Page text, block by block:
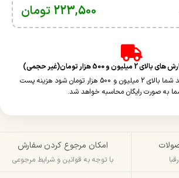
223,500 تومان
و 500 هزار تومان(غیر حجمی)
چنانچه جمع سبد خرید شما بالای 2 میلیون و 500 هزار تومان شود هزینه پست
به صورت رایگان محاسبه خواهد شد.
امکان مرجوع کردن سفارش
با توجه به قوانین و شرایط مرجوعی